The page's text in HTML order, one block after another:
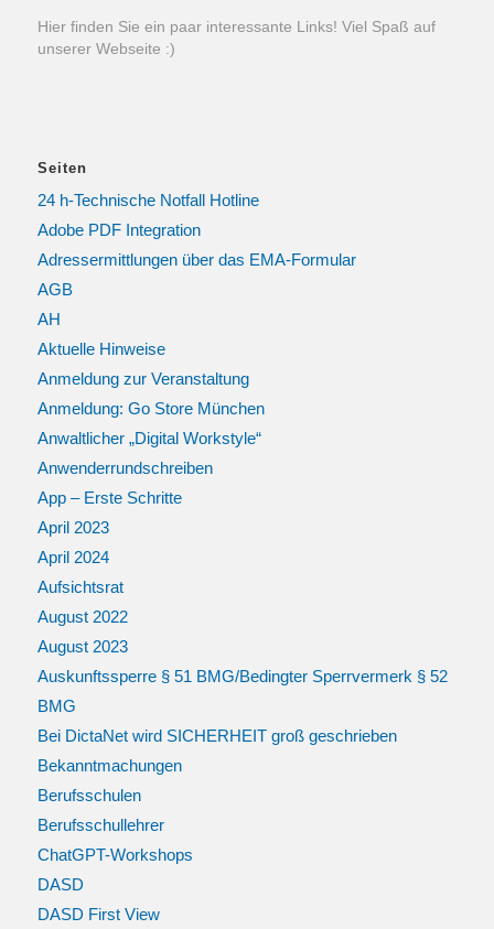
Hier finden Sie ein paar interessante Links! Viel Spaß auf
unserer Webseite :)
Seiten
24 h-Technische Notfall Hotline
Adobe PDF Integration
Adressermittlungen über das EMA-Formular
AGB
AH
Aktuelle Hinweise
Anmeldung zur Veranstaltung
Anmeldung: Go Store München
Anwaltlicher „Digital Workstyle“
Anwenderrundschreiben
App – Erste Schritte
April 2023
April 2024
Aufsichtsrat
August 2022
August 2023
Auskunftssperre § 51 BMG/Bedingter Sperrvermerk § 52
BMG
Bei DictaNet wird SICHERHEIT groß geschrieben
Bekanntmachungen
Berufsschulen
Berufsschullehrer
ChatGPT-Workshops
DASD
DASD First View